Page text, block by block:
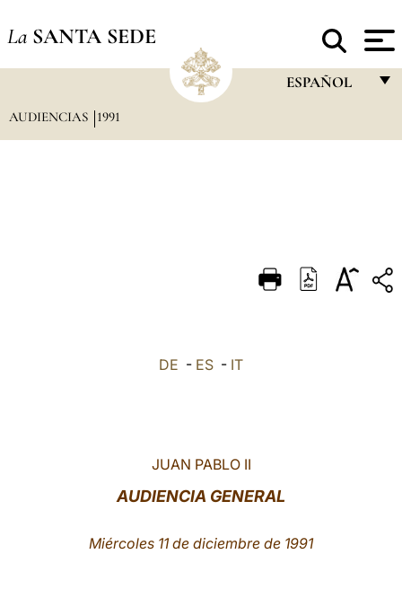
La SANTA SEDE
ESPAÑOL
DEUTSCH
AUDIENCIAS 1991
DE - ES - IT
JUAN PABLO II
AUDIENCIA GENERAL
Miércoles 11 de diciembre de 1991